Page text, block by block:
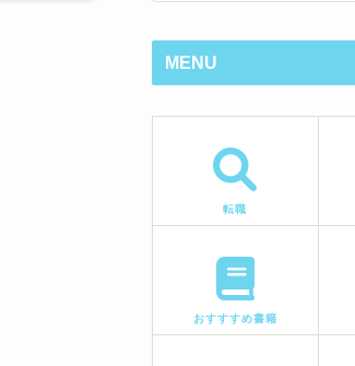
MENU
転職
おすすすめ書籍